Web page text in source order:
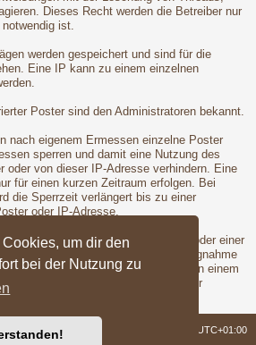
um dir den
bei der Nutzung zu
Dieses Recht werden die Betreiber nur
ist.
werden gespeichert und sind für die
Eine IP kann zu einem einzelnen
Poster sind den Administratoren bekannt.
nach eigenem Ermessen einzelne Poster
sperren und damit eine Nutzung des
oder von dieser IP-Adresse verhindern. Eine
für einen kurzen Zeitraum erfolgen. Bei
die Sperrzeit verlängert bis zu einer
oder IP-Adresse.
oder der Sperrung eines Posters oder einer
Poster Gelegenheit zur Stellungnahme
dann möglich, wenn der Verstoß von einem
wird. Erst nach der Gelegenheit zur
die Maßnahmen ergreifen.
UTC+01:00